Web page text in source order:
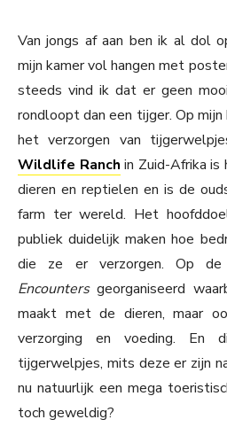
Van jongs af aan ben ik al dol
mijn kamer vol hangen met
steeds vind ik dat er geen
rondloopt dan een tijger. Op
het verzorgen van
Wildlife Ranch in Zuid-Afrika
dieren en reptielen en is de
farm ter wereld. Het
publiek duidelijk maken hoe
die ze er verzorgen. Op de
Encountersgeorganiseerd
maakt met de dieren, maar
verzorging en voeding.
tijgerwelpjes, mits deze er zijn
nu natuurlijk een mega
toch geweldig?